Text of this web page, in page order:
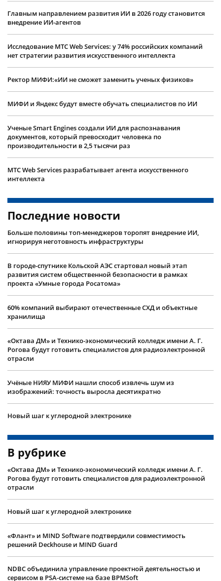
Главным направлением развития ИИ в 2026 году становится
внедрение ИИ-агентов
Исследование МТС Web Services: у 74% российских компаний
нет стратегии развития искусственного интеллекта
Ректор МИФИ:«ИИ не сможет заменить ученых физиков»
МИФИ и Яндекс будут вместе обучать специалистов по ИИ
Ученые Smart Engines создали ИИ для распознавания
документов, который превосходит человека по
производительности в 2,5 тысячи раз
МТС Web Services разрабатывает агента искусственного
интеллекта
Последние новости
Больше половины топ-менеджеров торопят внедрение ИИ,
игнорируя неготовность инфраструктуры
В городе-спутнике Кольской АЭС стартовал новый этап
развития систем общественной безопасности в рамках
проекта «Умные города Росатома»
60% компаний выбирают отечественные СХД и объектные
хранилища
«Октава ДМ» и Технико-экономический колледж имени А. Г.
Рогова будут готовить специалистов для радиоэлектронной
отрасли
Учëные НИЯУ МИФИ нашли способ извлечь шум из
изображений: точность выросла десятикратно
Новый шаг к углеродной электронике
В рубрике
«Октава ДМ» и Технико-экономический колледж имени А. Г.
Рогова будут готовить специалистов для радиоэлектронной
отрасли
Новый шаг к углеродной электронике
«Флант» и MIND Software подтвердили совместимость
решений Deckhouse и MIND Guard
NDBC объединила управление проектной деятельностью и
сервисом в PSA-системе на базе BPMSoft